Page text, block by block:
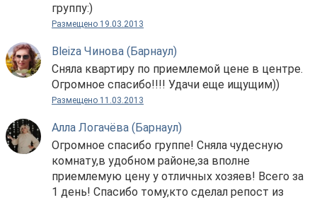
группу:)
Размещено 19.03.2013
Bleiza Чинова (Барнаул)
Сняла квартиру по приемлемой цене в центре.
Огромное спасибо!!!! Удачи еще ищущим))
Размещено 11.03.2013
Алла Логачёва (Барнаул)
Огромное спасибо группе! Сняла чудесную
комнату,в удобном районе,за вполне
приемлемую цену у отличных хозяев! Всего за
1 день! Спасибо тому,кто сделал репост из